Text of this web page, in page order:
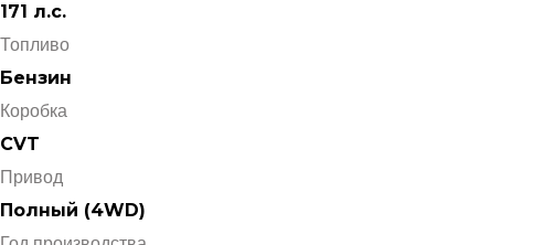
171 л.с.
Топливо
Бензин
Коробка
CVT
Привод
Полный (4WD)